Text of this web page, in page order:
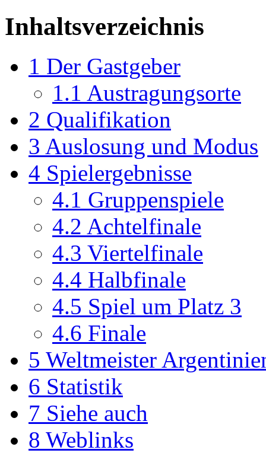
Inhaltsverzeichnis
1 Der Gastgeber
1.1 Austragungsorte
2 Qualifikation
3 Auslosung und Modus
4 Spielergebnisse
4.1 Gruppenspiele
4.2 Achtelfinale
4.3 Viertelfinale
4.4 Halbfinale
4.5 Spiel um Platz 3
4.6 Finale
5 Weltmeister
6 Statistik
7 Siehe auch
8 Weblinks